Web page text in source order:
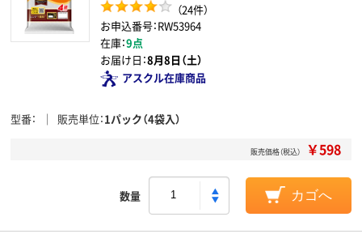
（24件）
お申込番号：RW53964
在庫：9点
お届け日：8月8日（土）
アスクル在庫商品
型番 販売単位 1パック（4袋入）
販売価格（税込） ￥598
数量 カゴへ